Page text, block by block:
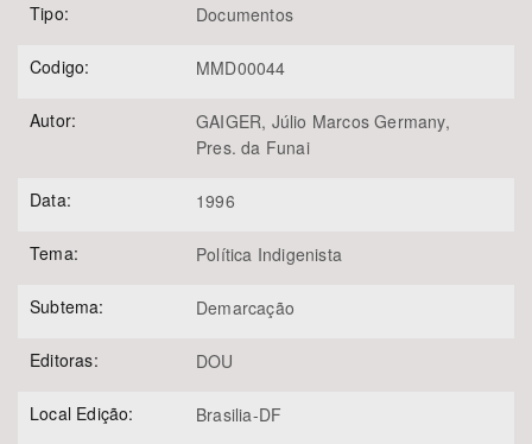
Tipo: Documentos
Codigo: MMD00044
Autor:
GAIGER, Júlio Marcos Germany,
Pres. da Funai
Data: 1996
Tema: Política Indigenista
Subtema: Demarcação
Editoras: DOU
Local Edição: Brasilia-DF